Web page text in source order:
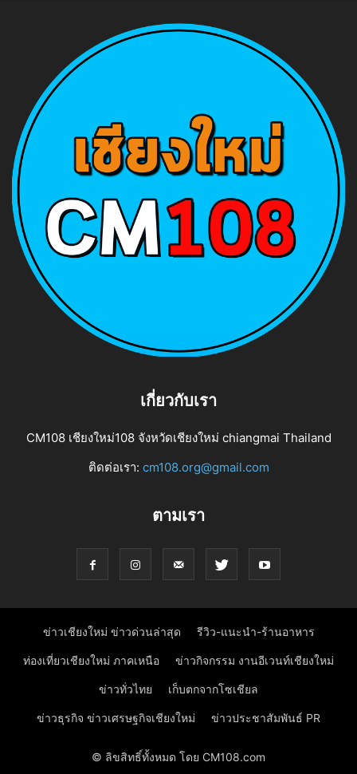
เกี่ยวกับเรา
CM108 เชียงใหม่108 จังหวัดเชียงใหม่ chiangmai Thailand
ติดต่อเรา: cm108.org@gmail.com
ตามเรา
ข่าวเชียงใหม่ ข่าวด่วนล่าสุด รีวิว-แนะนำ-ร้านอาหาร
ท่องเที่ยวเชียงใหม่ ภาคเหนือ ข่าวกิจกรรม งานอีเวนท์เชียงใหม่
ข่าวทั่วไทย เก็บตกจากโซเชียล
ข่าวธุรกิจ ข่าวเศรษฐกิจเชียงใหม่ ข่าวประชาสัมพันธ์ PR
© ลิขสิทธิ์ทั้งหมด โดย CM108.com